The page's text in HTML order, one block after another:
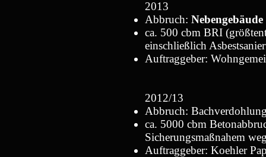
2013
Abbruch:
ca. 500 cbm BRI
einschließlich
Auftraggeber:
2012/13
Abbruch:
ca. 5000 cbm
Sicherungsmaßnahem
Auftraggeber: Koehler